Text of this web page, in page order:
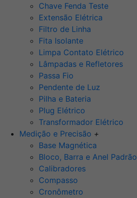
Chave Fenda Teste
Extensão Elétrica
Filtro de Linha
Fita Isolante
Limpa Contato Elétrico
Lâmpadas e Refletores
Passa Fio
Pendente de Luz
Pilha e Bateria
Plug Elétrico
Transformador Elétrico
Medição e Precisão +
Base Magnética
Bloco, Barra e Anel Padrão
Calibradores
Compasso
Cronômetro